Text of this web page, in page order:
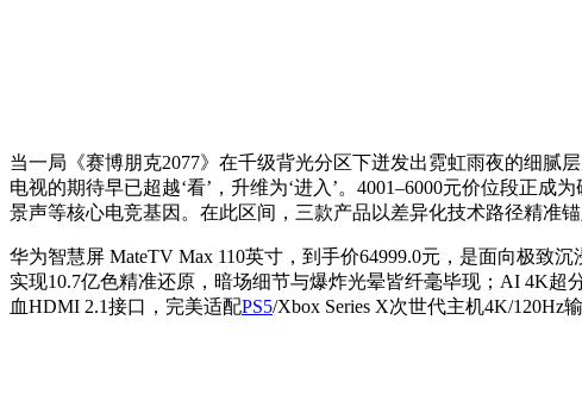
当一局《赛博朋克2077》在千级背光分区下迸发出霓虹雨夜的细
电视的期待早已超越‘看’，升维为‘进入’。4001–6000元价位段正
景声等核心电竞基因。在此区间，三款产品以差异化技术路径精准锚
华为智慧屏 MateTV Max 110英寸，到手价64999.0元，是面向极致
实现10.7亿色精准还原，暗场细节与爆炸光晕皆纤毫毕现；AI 4K
血HDMI 2.1接口，完美适配PS5/Xbox Series X次世代主机4K/120Hz